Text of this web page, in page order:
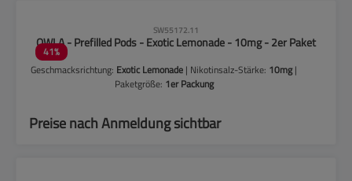
41%
SW55172.11
OWLA - Prefilled Pods - Exotic Lemonade - 10mg - 2er Paket
Geschmacksrichtung: Exotic Lemonade | Nikotinsalz-Stärke: 10mg|
Paketgröße: 1er Packung
Preise nach Anmeldung sichtbar